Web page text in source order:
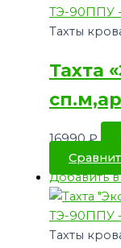
Тахты
Тахта
16990₽
Добавить
Тахты